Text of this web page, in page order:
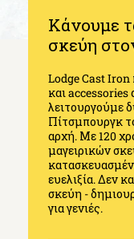
Κάνουμε
σκεύη
Lodge Cast Iron
και accessories
λειτουργούμε
Πίτσμπουργκ
αρχή. Με 120
μαγειρικών
ευελιξία. Δεν
σκεύη -
για γενιές.